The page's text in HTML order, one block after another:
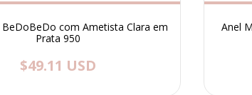
com Ametista Clara em
Prata 950
$49.11 USD
Anel